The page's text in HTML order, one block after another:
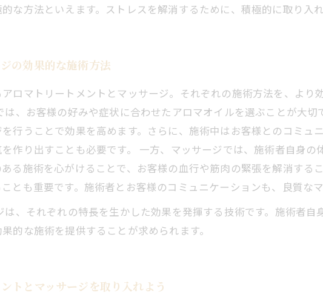
な方法といえます。ストレスを解消するために、積極的に取り入
の効果的な施術方法
ロマトリートメントとマッサージ。それぞれの施術方法を、より
は、お客様の好みや症状に合わせたアロマオイルを選ぶことが大
行うことで効果を高めます。さらに、施術中はお客様とのコミュ
作り出すことも必要です。 一方、マッサージでは、施術者自身
る施術を心がけることで、お客様の血行や筋肉の緊張を解消する
とも重要です。施術者とお客様のコミュニケーションも、良質な
、それぞれの特長を生かした効果を発揮する技術です。施術者
的な施術を提供することが求められます。
トとマッサージを取り入れよう